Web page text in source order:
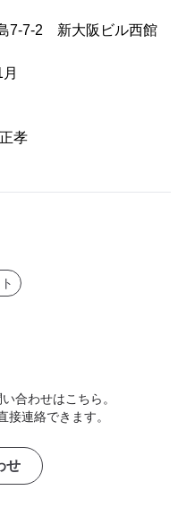
7-7-2 新大阪ビル西館
孝
合わせはこちら。
接連絡できます。
せ